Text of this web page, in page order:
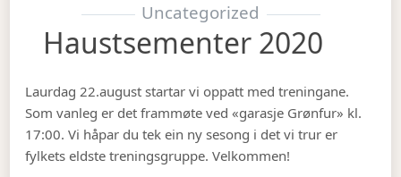
Uncategorized
Haustsementer 2020
Laurdag 22.august startar vi oppatt med treningane.
Som vanleg er det frammøte ved «garasje Grønfur» kl.
17:00. Vi håpar du tek ein ny sesong i det vi trur er
fylkets eldste treningsgruppe. Velkommen!